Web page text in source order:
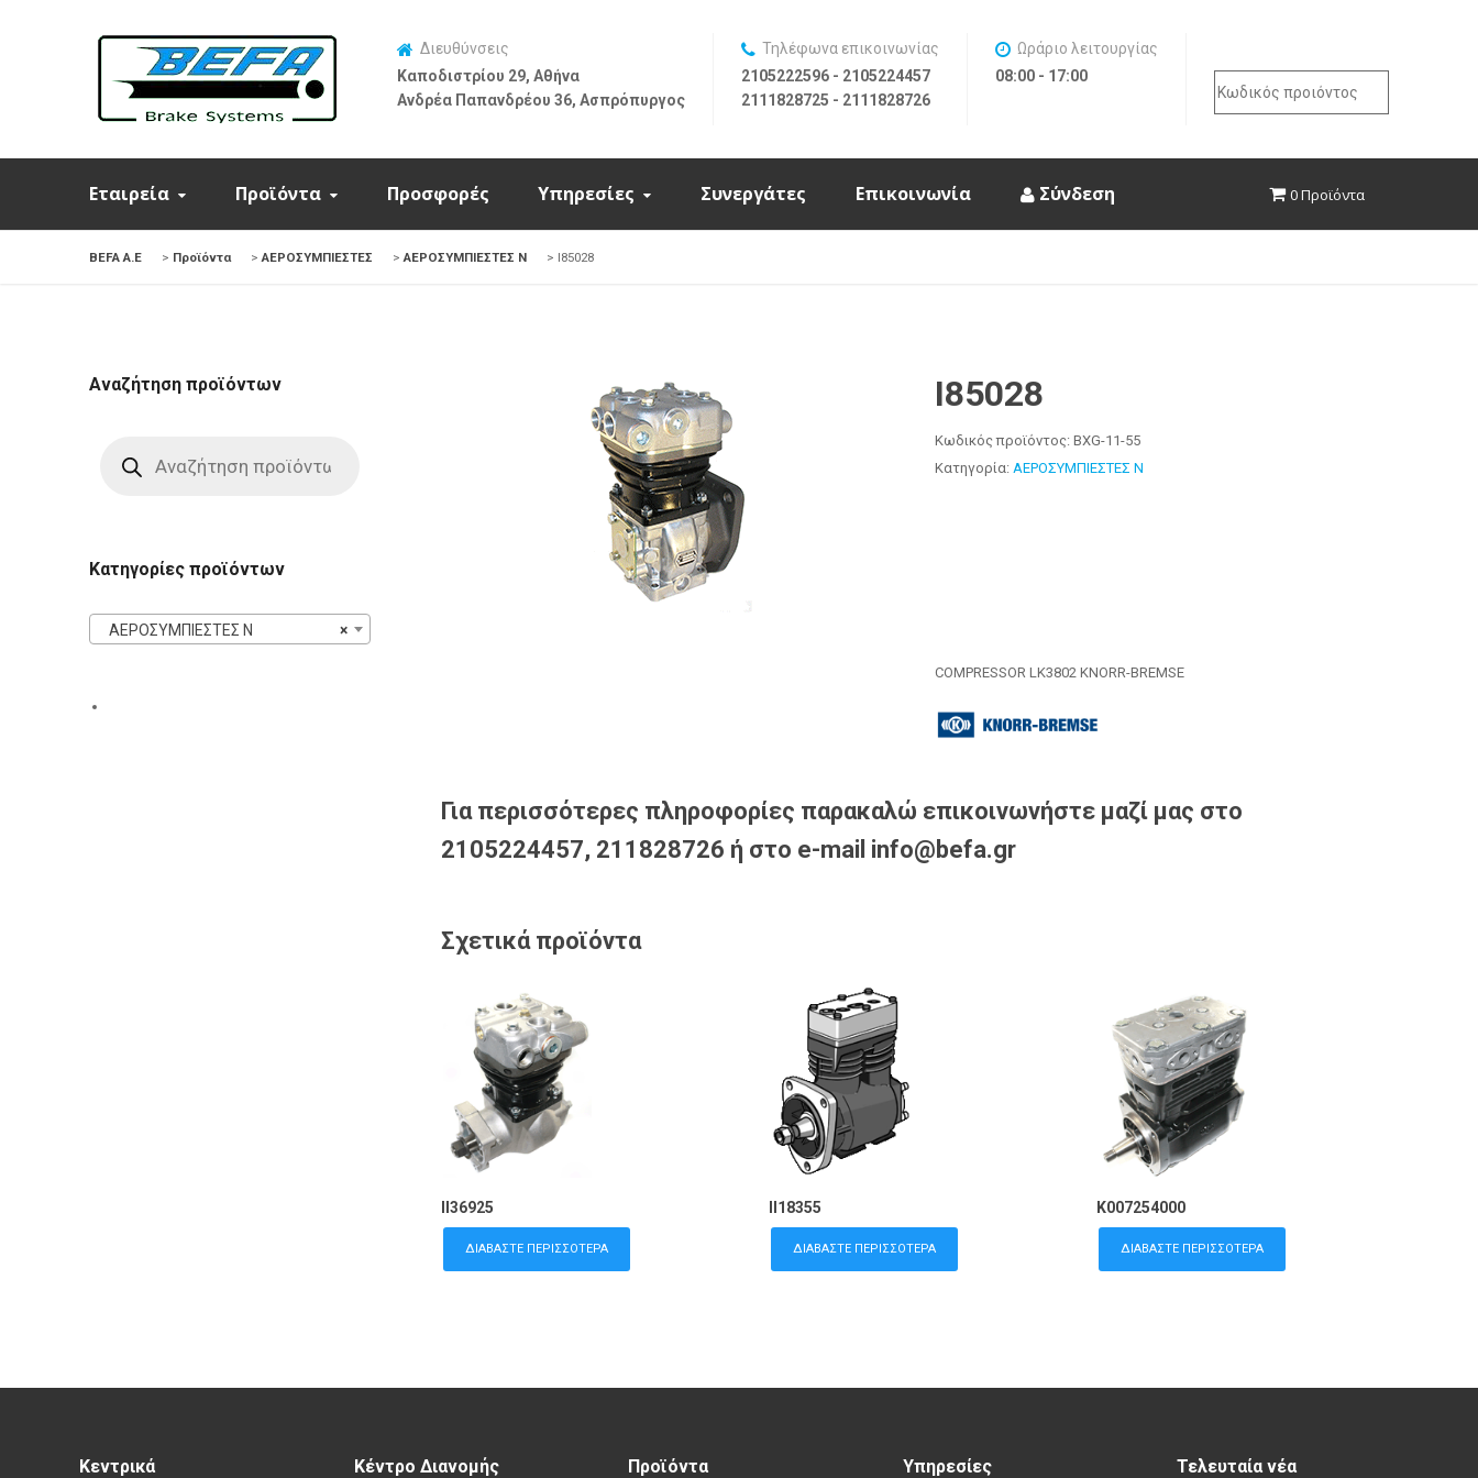
Διευθύνσεις
Καποδιστρίου 29, Αθήνα
Ανδρέα Παπανδρέου 36, Ασπρόπυργος
Τηλέφωνα επικοινωνίας
2105222596 - 2105224457
2111828725 - 2111828726
Ωράριο λειτουργίας
08:00 - 17:00
Search
for:
Εταιρεία Προϊόντα Προσφορές Υπηρεσίες Συνεργάτες Επικοινωνία Σύνδεση 0 Προϊόντα
BEFA Α.Ε > Προϊόντα >ΑΕΡΟΣΥΜΠΙΕΣΤΕΣ >ΑΕΡΟΣΥΜΠΙΕΣΤΕΣ N > I85028
I85028
Κωδικός προϊόντος: BXG-11-55
Κατηγορία: ΑΕΡΟΣΥΜΠΙΕΣΤΕΣ N
COMPRESSOR LK3802 KNORR-BREMSE
Για περισσότερες πληροφορίες παρακαλώ επικοινωνήστε μαζί μας στο
2105224457, 211828726 ή στο e-mail info@befa.gr
Σχετικά προϊόντα
II36925
ΔΙΑΒΆΣΤΕ ΠΕΡΙΣΣΌΤΕΡΑ
II18355
ΔΙΑΒΆΣΤΕ ΠΕΡΙΣΣΌΤΕΡΑ
K007254000
ΔΙΑΒΆΣΤΕ ΠΕΡΙΣΣΌΤΕΡΑ
Αναζήτηση προϊόντων
search
Κατηγορίες προϊόντων
×
ΑΕΡΟΣΥΜΠΙΕΣΤΕΣ N
Κεντρικά Κέντρο Διανομής Προϊόντα Υπηρεσίες Τελευταία νέα